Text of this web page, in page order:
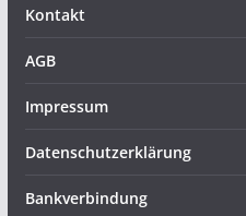
Kontakt
AGB
Impressum
Datenschutzerklärung
Bankverbindung